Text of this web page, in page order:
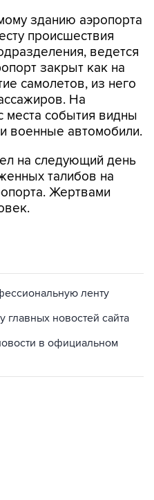
зданию аэропорта
происшествия
ведется
закрыт как на
самолетов, из него
На
места события видны
военные автомобили.
на следующий день
талибов на
Жертвами
ленту
главных новостей сайта
в официальном